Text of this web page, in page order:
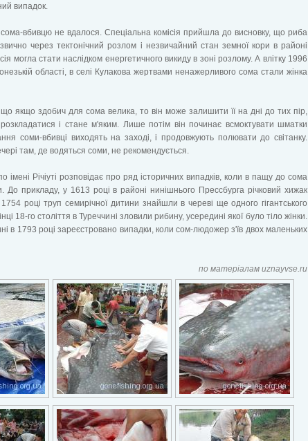
випадок.
вбивцю не вдалося. Спеціальна комісія прийшла до висновку, що риба
через тектонічний розлом і незвичайний стан земної кори в районі
могла стати наслідком енергетичного викиду в зоні розлому. А влітку 1996
області, в селі Кулакова жертвами ненажерливого сома стали жінка
що якщо здобич для сома велика, то він може залишити її на дні до тих пір,
і стане м'яким. Лише потім він починає всмоктувати шматки
соми-вбивці виходять на заході, і продовжують полювати до світанку.
там, де водяться соми, не рекомендується.
імені Річіуті розповідає про ряд історичних випадків, коли в пащу до сома
До прикладу, у 1613 році в районі нинішнього Прессбурга річковий хижак
році труп семирічної дитини знайшли в череві ще одного гігантського
18-го століття в Туреччині зловили рибину, усередині якої було тіло жінки.
в 1793 році зареєстровано випадки, коли сом-людожер з'їв двох маленьких
по матеріалам uznayvse.ru